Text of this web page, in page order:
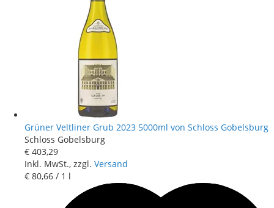
Grüner Veltliner Grub 2023 5000ml von Schloss Gobelsburg
Schloss Gobelsburg
€ 403,29
Inkl. MwSt., zzgl. Versand
€ 80,66 / 1 l